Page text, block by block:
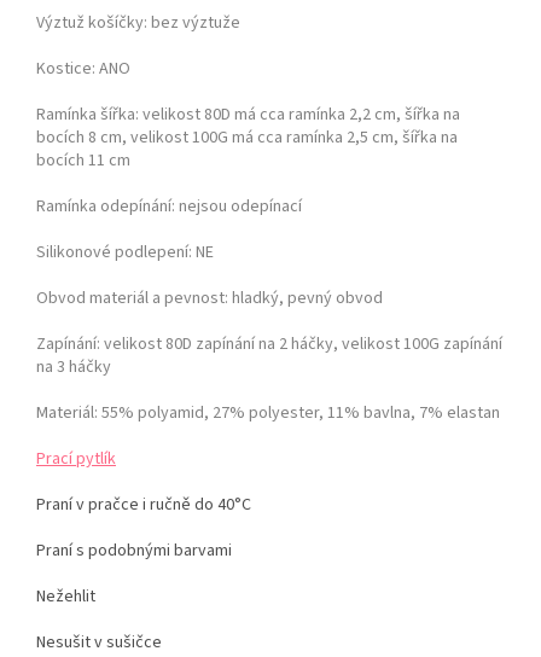
Výztuž košíčky: bez výztuže
Kostice: ANO
Ramínka šířka: velikost 80D má cca ramínka 2,2 cm, šířka na
bocích 8 cm, velikost 100G má cca ramínka 2,5 cm, šířka na
bocích 11 cm
Ramínka odepínání: nejsou odepínací
Silikonové podlepení: NE
Obvod materiál a pevnost: hladký, pevný obvod
Zapínání: velikost 80D zapínání na 2 háčky, velikost 100G zapínání
na 3 háčky
Materiál: 55% polyamid, 27% polyester, 11% bavlna, 7% elastan
Prací pytlík
Praní v pračce i ručně do 40°C
Praní s podobnými barvami
Nežehlit
Nesušit v sušičce